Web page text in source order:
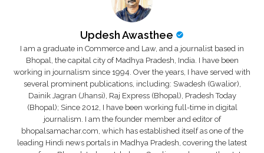
Updesh Awasthee
I am a graduate in Commerce and Law, and a journalist based in
Bhopal, the capital city of Madhya Pradesh, India. I have been
working in journalism since 1994. Over the years, I have served with
several prominent publications, including: Swadesh (Gwalior),
Dainik Jagran (Jhansi), Raj Express (Bhopal), Pradesh Today
(Bhopal); Since 2012, I have been working full-time in digital
journalism. I am the founder member and editor of
bhopalsamachar.com, which has established itself as one of the
leading Hindi news portals in Madhya Pradesh, covering the latest